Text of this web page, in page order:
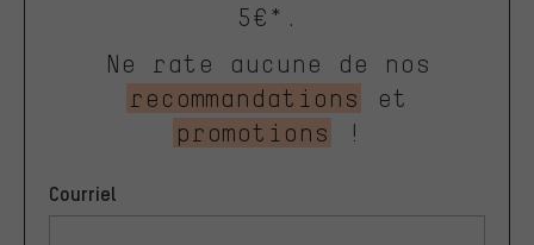
5€*.
Ne rate aucune de nos
recommandations
et
promotions
!
Courriel